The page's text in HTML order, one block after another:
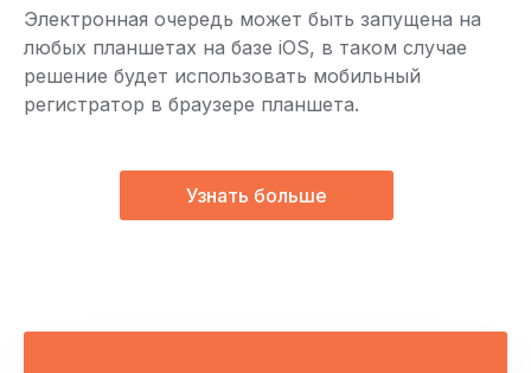
Электронная очередь может быть запущена на
любых планшетах на базе iOS, в таком случае
решение будет использовать мобильный
регистратор в браузере планшета.
Узнать больше